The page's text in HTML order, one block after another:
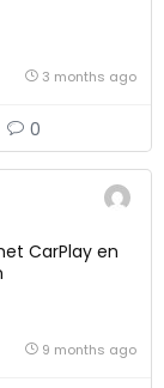
3 months ago
0
CarPlay en
9 months ago